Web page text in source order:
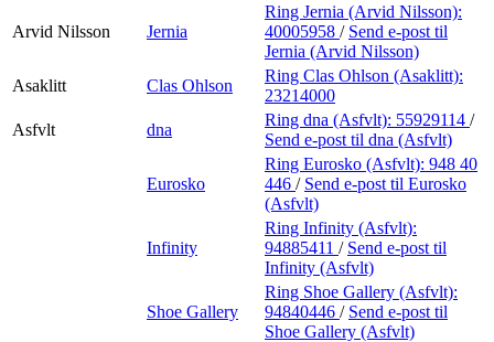
Arvid Nilsson Jernia
Ring Jernia (Arvid Nilsson):
40005958 / Send e-post til
Jernia (Arvid Nilsson)
Asaklitt
Clas Ohlson
Ring Clas Ohlson (Asaklitt):
23214000
Asfvlt
dna
Ring dna (Asfvlt): 55929114 /
Send e-post til dna (Asfvlt)
Eurosko
Ring Eurosko (Asfvlt): 948 40
446 / Send e-post til Eurosko
(Asfvlt)
Infinity
Ring Infinity (Asfvlt):
94885411 / Send e-post til
Infinity (Asfvlt)
Shoe Gallery
Ring Shoe Gallery (Asfvlt):
94840446 / Send e-post til
Shoe Gallery (Asfvlt)